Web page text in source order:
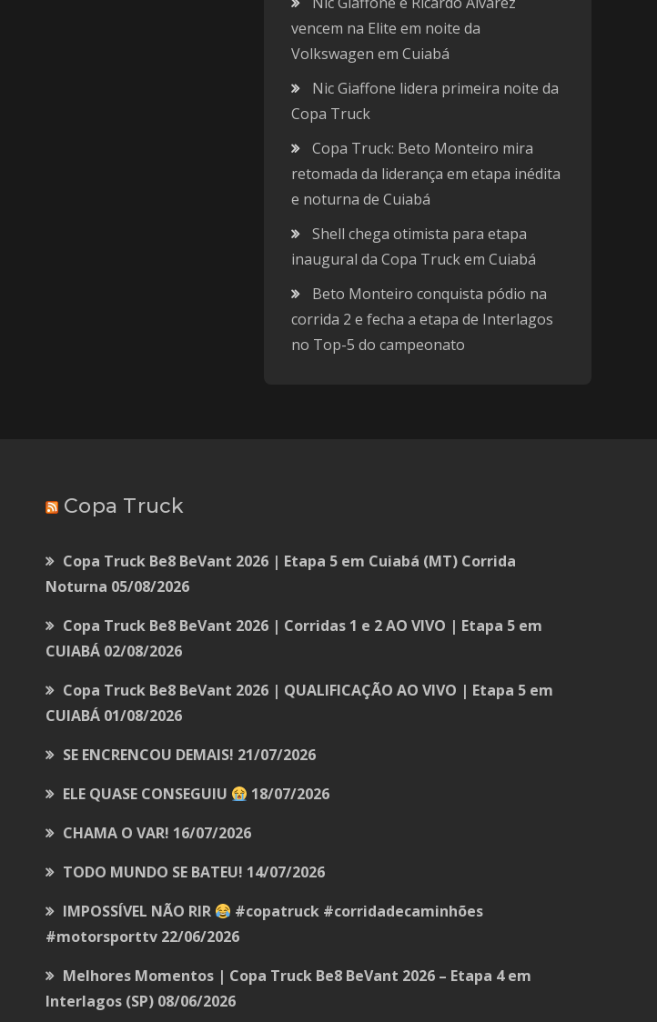
vencem na Elite em noite da
Volkswagen em Cuiabá
Nic Giaffone lidera primeira noite da
Copa Truck
Copa Truck: Beto Monteiro mira
retomada da liderança em etapa inédita
e noturna de Cuiabá
Shell chega otimista para etapa
inaugural da Copa Truck em Cuiabá
Beto Monteiro conquista pódio na
corrida 2 e fecha a etapa de Interlagos
no Top-5 do campeonato
Copa Truck
Copa Truck Be8 BeVant 2026 | Etapa 5 em Cuiabá (MT) Corrida
Noturna 05/08/2026
Copa Truck Be8 BeVant 2026 | Corridas 1 e 2 AO VIVO | Etapa 5 em
CUIABÁ 02/08/2026
Copa Truck Be8 BeVant 2026 | QUALIFICAÇÃO AO VIVO | Etapa 5 em
CUIABÁ 01/08/2026
SE ENCRENCOU DEMAIS! 21/07/2026
ELE QUASE CONSEGUIU
18/07/2026
CHAMA O VAR! 16/07/2026
TODO MUNDO SE BATEU! 14/07/2026
IMPOSSÍVEL NÃO RIR
#copatruck #corridadecaminhões
#motorsporttv 22/06/2026
Melhores Momentos | Copa Truck Be8 BeVant 2026 – Etapa 4 em
Interlagos (SP) 08/06/2026